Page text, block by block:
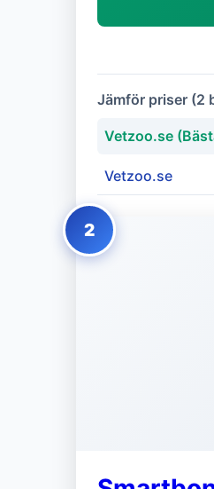
Jämför priser (2
Vetzoo.se
Vetzoo.se
2